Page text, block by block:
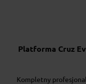
Platforma Cruz
Kompletny